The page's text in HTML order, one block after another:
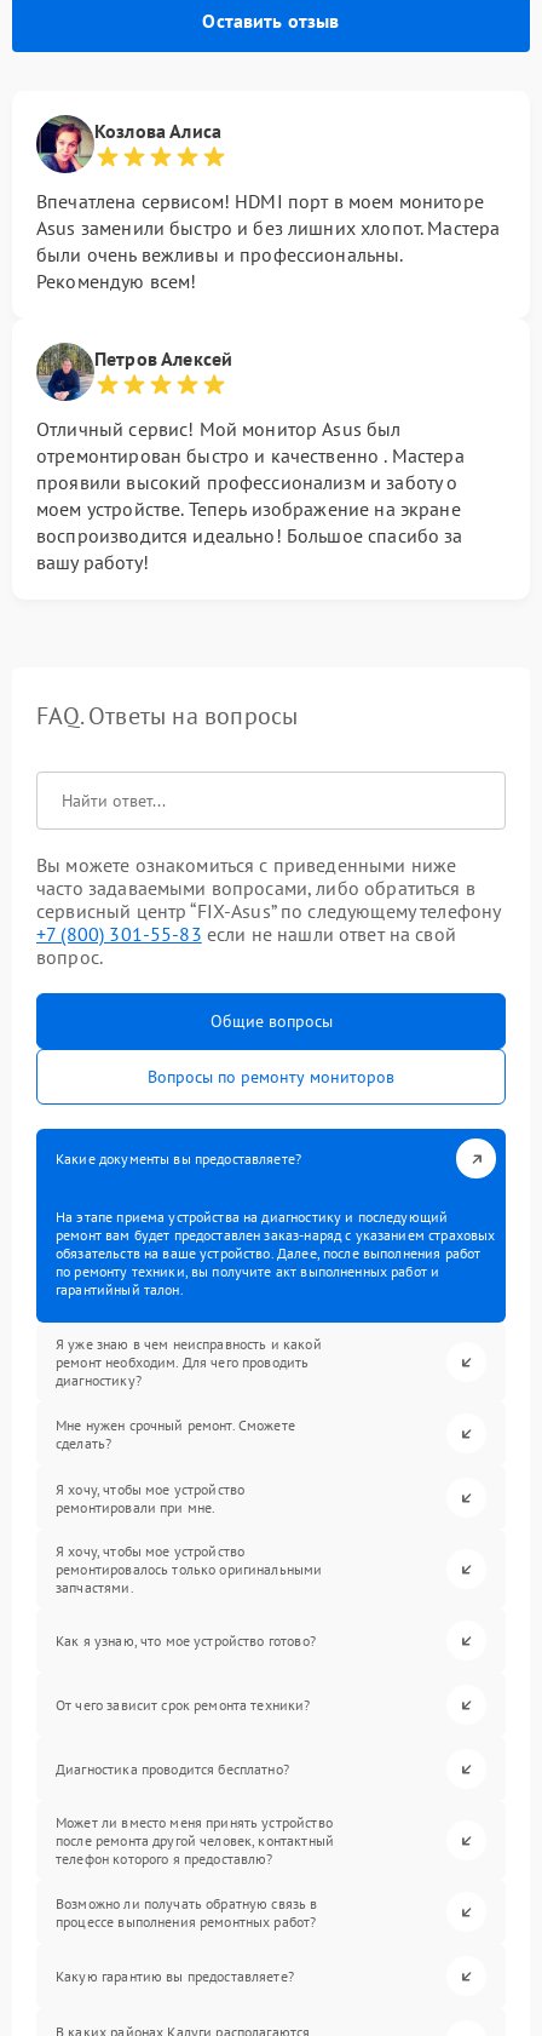
Оставить отзыв
Козлова Алиса
Впечатлена сервисом! HDMI порт в моем мониторе
Asus заменили быстро и без лишних хлопот. Мастера
были очень вежливы и профессиональны.
Рекомендую всем!
Петров Алексей
Отличный сервис! Мой монитор Asus был
отремонтирован быстро и качественно . Мастера
проявили высокий профессионализм и заботу о
моем устройстве. Теперь изображение на экране
воспроизводится идеально! Большое спасибо за
вашу работу!
FAQ. Ответы на вопросы
Вы можете ознакомиться с приведенными ниже
часто задаваемыми вопросами, либо обратиться в
сервисный центр “FIX-Asus” по следующему телефону
+7 (800) 301-55-83 если не нашли ответ на свой
вопрос.
Общие вопросы
Вопросы по ремонту мониторов
Какие документы вы предоставляете?
На этапе приема устройства на диагностику и последующий
ремонт вам будет предоставлен заказ-наряд с указанием страховых
обязательств на ваше устройство. Далее, после выполнения работ
по ремонту техники, вы получите акт выполненных работ и
гарантийный талон.
Я уже знаю в чем неисправность и какой
ремонт необходим. Для чего проводить
диагностику?
Мне нужен срочный ремонт. Сможете
сделать?
Я хочу, чтобы мое устройство
ремонтировали при мне.
Я хочу, чтобы мое устройство
ремонтировалось только оригинальными
запчастями.
Как я узнаю, что мое устройство готово?
От чего зависит срок ремонта техники?
Диагностика проводится бесплатно?
Может ли вместо меня принять устройство
после ремонта другой человек, контактный
телефон которого я предоставлю?
Возможно ли получать обратную связь в
процессе выполнения ремонтных работ?
Какую гарантию вы предоставляете?
В каких районах Калуги располагаются